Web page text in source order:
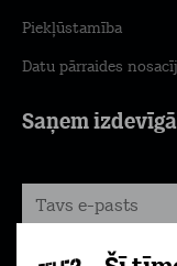
Saņem
Piekļūstamība
Datu pārraides